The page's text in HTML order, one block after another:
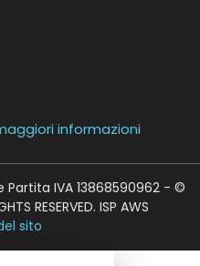
informazioni
IVA 13868590962 - ©
RESERVED. ISP AWS
sito